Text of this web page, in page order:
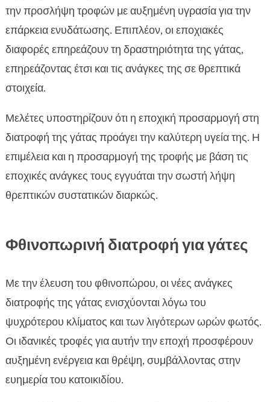
την προσλήψη τροφών με αυξημένη υγρασία για την
επάρκεια ενυδάτωσης. Επιπλέον, οι εποχιακές
διαφορές επηρεάζουν τη δραστηριότητα της γάτας,
επηρεάζοντας έτσι και τις ανάγκες της σε θρεπτικά
στοιχεία.
Μελέτες υποστηρίζουν ότι η εποχική προσαρμογή στη
διατροφή της γάτας προάγει την καλύτερη υγεία της. Η
επιμέλεια και η προσαρμογή της τροφής με βάση τις
εποχικές ανάγκες τους εγγυάται την σωστή λήψη
θρεπτικών συστατικών διαρκώς.
Φθινοπωρινή διατροφή για γάτες
Με την έλευση του φθινοπώρου, οι νέες ανάγκες
διατροφής της γάτας ενισχύονται λόγω του
ψυχρότερου κλίματος και των λιγότερων ωρών φωτός.
Οι ιδανικές τροφές για αυτήν την εποχή προσφέρουν
αυξημένη ενέργεια και θρέψη, συμβάλλοντας στην
ευημερία του κατοικιδίου.